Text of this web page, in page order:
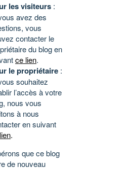
les visiteurs :
avez des
vous
contacter le
du blog en
ce lien.
le propriétaire :
souhaitez
l’accès à votre
nous vous
à nous
en suivant
.
que ce blog
de nouveau